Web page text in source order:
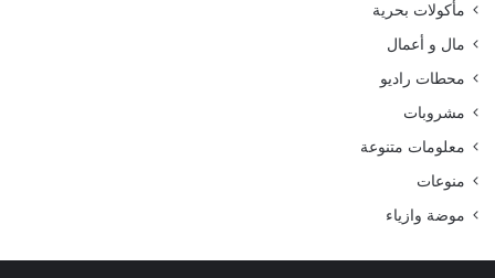
مأكولات بحرية
مال و أعمال
محطات راديو
مشروبات
معلومات متنوعة
منوعات
موضة وازياء